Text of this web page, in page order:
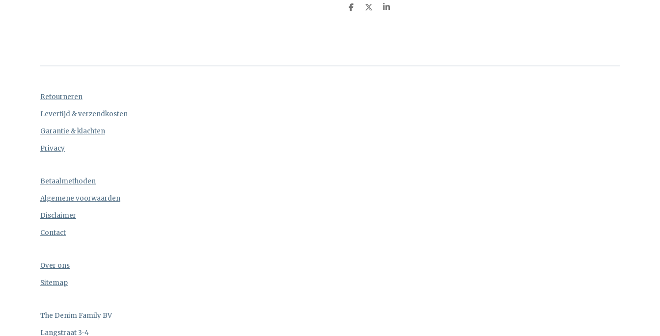
D
D
S
Retourneren
Levertijd & verzendkosten
Garantie & klachten
Privacy
Betaalmethoden
Algemene voorwaarden
Disclaimer
Contact
Over ons
Sitemap
The Denim Family BV
Langstraat 3-4